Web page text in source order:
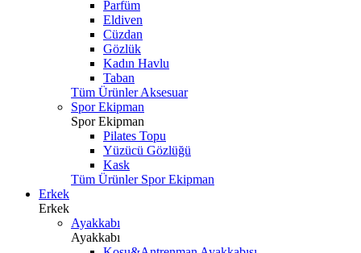
Parfüm
Eldiven
Cüzdan
Gözlük
Kadın Havlu
Taban
Tüm Ürünler Aksesuar
Spor Ekipman
Spor Ekipman
Pilates Topu
Yüzücü Gözlüğü
Kask
Tüm Ürünler Spor Ekipman
Erkek
Erkek
Ayakkabı
Ayakkabı